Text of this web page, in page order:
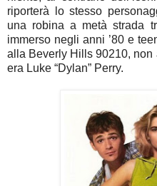
riporterà lo stesso
una robina a metà strada
immerso negli anni ’80 e
alla Beverly Hills 90210,
era Luke “Dylan” Perry.